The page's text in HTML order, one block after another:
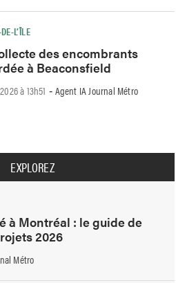
L’ÎLE
des encombrants
à Beaconsfield
à 13h51 - Agent IA Journal Métro
EXPLOREZ
à Montréal : le guide de
2026
Métro